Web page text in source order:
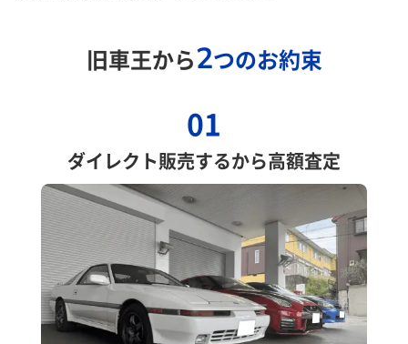
旧車王から2つのお約束
01
ダイレクト販売するから高額査定